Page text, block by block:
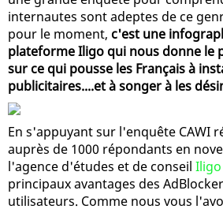
internautes sont adeptes de ce
pour le moment, c'est une
plateforme Iligo qui nous donne le
sur ce qui pousse les Français à
publicitaires....et à songer à les
En s'appuyant sur l'enquête CAWI
auprès de 1000 répondants en
l'agence d'études et de conseil Iligo
principaux avantages des
utilisateurs. Comme nous vous